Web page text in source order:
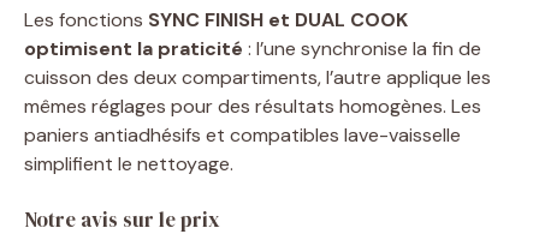
Les fonctions SYNC FINISH et DUAL COOK
optimisent la praticité : l’une synchronise la fin de
cuisson des deux compartiments, l’autre applique les
mêmes réglages pour des résultats homogènes. Les
paniers antiadhésifs et compatibles lave-vaisselle
simplifient le nettoyage.
Notre avis sur le prix